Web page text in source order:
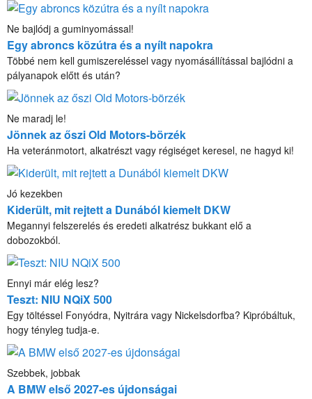
Ne bajlódj a guminyomással!
Egy abroncs közútra és a nyílt napokra
Többé nem kell gumiszereléssel vagy nyomásállítással bajlódni a
pályanapok előtt és után?
Ne maradj le!
Jönnek az őszi Old Motors-börzék
Ha veteránmotort, alkatrészt vagy régiséget keresel, ne hagyd ki!
Jó kezekben
Kiderült, mit rejtett a Dunából kiemelt DKW
Megannyi felszerelés és eredeti alkatrész bukkant elő a
dobozokból.
Ennyi már elég lesz?
Teszt: NIU NQiX 500
Egy töltéssel Fonyódra, Nyitrára vagy Nickelsdorfba? Kipróbáltuk,
hogy tényleg tudja-e.
Szebbek, jobbak
A BMW első 2027-es újdonságai